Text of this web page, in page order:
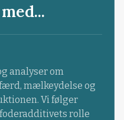
analyser om
mælkeydelse og
Vi følger
rolle